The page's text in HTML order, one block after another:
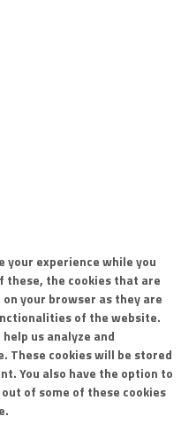
your experience while you
these, the cookies that are
your browser as they are
of the website.
us analyze and
These cookies will be stored
You also have the option to
of some of these cookies